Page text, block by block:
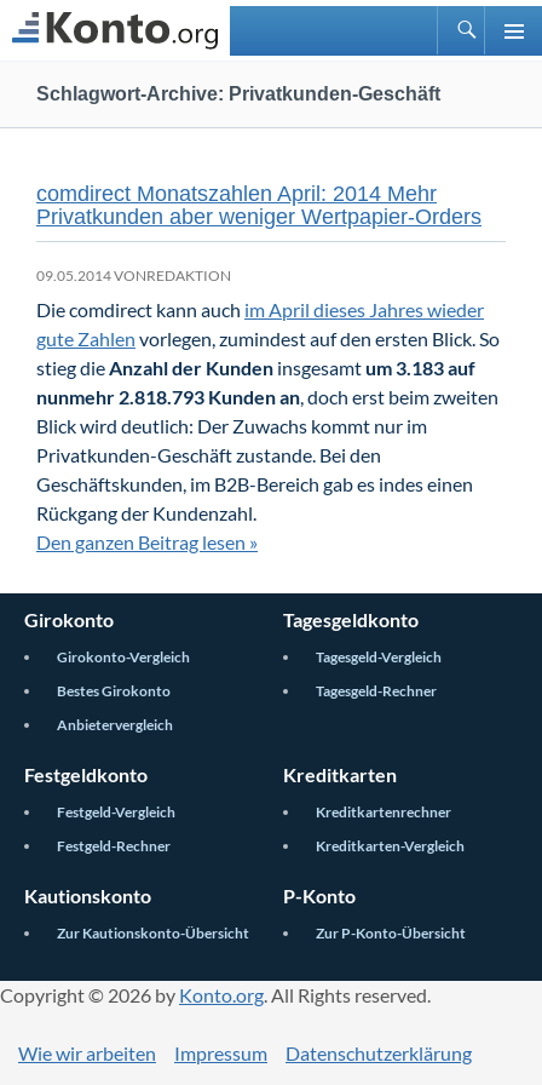
Suchen
Inhalt
springen
Schlagwort-Archive: Privatkunden-Geschäft
comdirect Monatszahlen April: 2014 Mehr
Privatkunden aber weniger Wertpapier-Orders
09.05.2014 VONREDAKTION
Die comdirect kann auch im April dieses Jahres wieder
gute Zahlen vorlegen, zumindest auf den ersten Blick. So
stieg dieAnzahl der Kunden insgesamtum 3.183 auf
nunmehr 2.818.793 Kunden an, doch erst beim zweiten
Blick wird deutlich: Der Zuwachs kommt nur im
Privatkunden-Geschäft zustande. Bei den
Geschäftskunden, im B2B-Bereich gab es indes einen
Rückgang der Kundenzahl.
Den ganzen Beitrag lesen »
Girokonto
Girokonto-Vergleich
Bestes Girokonto
Anbietervergleich
Tagesgeldkonto
Tagesgeld-Vergleich
Tagesgeld-Rechner
Festgeldkonto
Festgeld-Vergleich
Festgeld-Rechner
Kreditkarten
Kreditkartenrechner
Kreditkarten-Vergleich
Kautionskonto
Zur Kautionskonto-Übersicht
P-Konto
Zur P-Konto-Übersicht
Copyright © 2026 by Konto.org. All Rights reserved.
Wie wir arbeiten Impressum Datenschutzerklärung